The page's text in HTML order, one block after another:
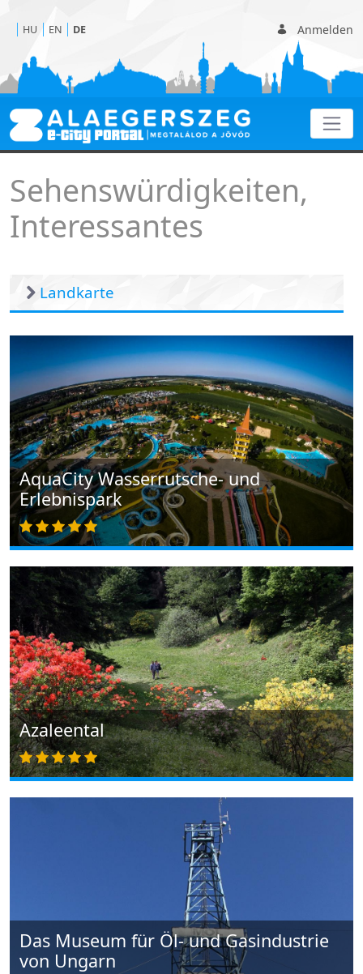
Anmelden
HU EN DE
Interessantes
Sehenswürdigkeiten,
Interessantes
Landkarte
AquaCity Wasserrutsche- und
Erlebnispark
Azaleental
Das Museum für Öl- und Gasindustrie
von Ungarn